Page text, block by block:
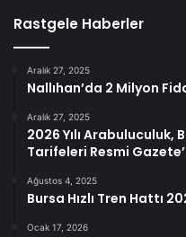
Rastgele Haberler
Aralık 27, 2025
Nallıhan’da 2 Milyon
Aralık 27, 2025
2026 Yılı Arabuluculuk,
Tarifeleri Resmi
Ağustos 4, 2025
Bursa Hızlı Tren Hattı
Ocak 17, 2026